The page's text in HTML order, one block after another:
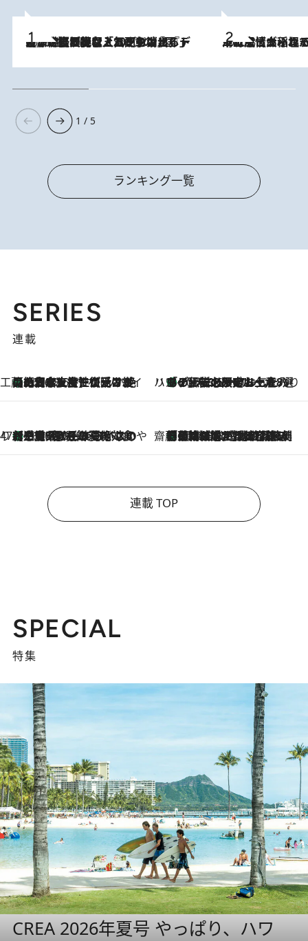
2026.8.5
【なぜ吉沢亮は「気配を消せる」のか？】興行収入208億の『国宝』を経て挑むミュージカル『ディア・エヴァン・ハンセン』。トップ俳優が舞台上でさらけ出した“孤独”とは 2026.8.5
下町風情あふれる台北屈指の人気エリア・大稲埕でセンスのいい台湾土産《ヴ
1 / 5
ランキング一覧
SERIES
連載
工藤まやのおもてなしハワイ
2026.8.6
【ハワイ土産】ローカルの絶大な支持で復活！ 絶品の幻クッキー《元ファンの日本人女性が受け継いだ名店》 ハワイ賢者 リサのお気に入りリスト2026.8.6
あの伝説の限定トートも！ リニューアルした「ディーン＆デルーカ ハワイ」で必須のお土産8選
47都道府県の手みやげ ひんやりスイーツで夏を満喫
2026.8.6
【三重県】この夏絶対食べたい 冷やしておいしいおやつ3選 お餅×アイスの新感覚スイーツ 齋藤 薫 美容脳ルネサンス
2026.8.6
「荷物が増えるほど旅ストレスは増す」美容ジャーナリストがたどり着いた最終結論。“化粧品を劇的に減らす”感動の凝縮美容とは
連載 TOP
SPECIAL
特集
CREA 2026年夏号 やっぱり、ハワ